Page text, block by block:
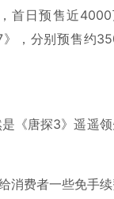
首日预售近
，分别预售约
《唐探3》遥遥
消费者一些免手